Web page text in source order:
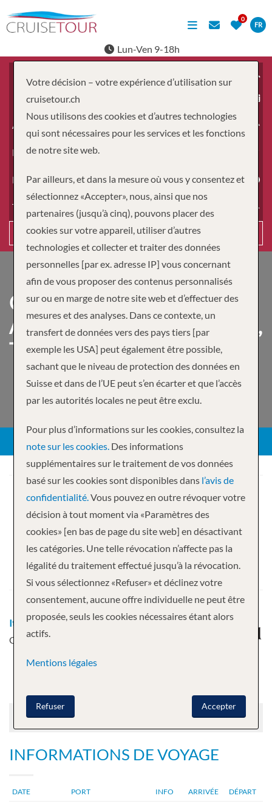
FR
Lun-Ven 9-18h
À partir du
Adultes
Enfants
Durée
Type de voyage
Recherche
CARAÏBES OCCIDENTALES
AU DÉPART DE GALVESTON,
TEXAS
Votre croisière
4 nuits Carnival Horizon
Départ
05.08.2027
ItinéraireGalveston - Cozumel -
Galveston
Chargement des prix
INFORMATIONS DE VOYAGE
DATE PORT INFO ARRIVÉE DÉPART
Votre décision – votre expérience d’utilisation sur
cruisetour.ch
Nous utilisons des cookies et d’autres technologies
qui sont nécessaires pour les services et les fonctions
de notre site web.
Par ailleurs, et dans la mesure où vous y consentez et
sélectionnez «Accepter», nous, ainsi que nos
partenaires (jusqu’à cinq), pouvons placer des
cookies sur votre appareil, utiliser d’autres
technologies et collecter et traiter des données
personnelles [par ex. adresse IP] vous concernant
afin de vous proposer des contenus personnalisés
sur ou en marge de notre site web et d’effectuer des
mesures et des analyses. Dans ce contexte, un
transfert de données vers des pays tiers [par
exemple les USA] peut également être possible,
sachant que le niveau de protection des données en
Suisse et dans de l’UE peut s’en écarter et que l’accès
par les autorités locales ne peut être exclu.
Pour plus d’informations sur les cookies, consultez la
note sur les cookies. Des informations
supplémentaires sur le traitement de vos données
basé sur les cookies sont disponibles dans l’avis de
confidentialité.Vous pouvez en outre révoquer votre
décision à tout moment via «Paramètres des
cookies» [en bas de page du site web] en désactivant
les catégories. Une telle révocation n’affecte pas la
légalité du traitement effectué jusqu’à la révocation.
Si vous sélectionnez «Refuser» et déclinez votre
consentement, aucune offre individuelle ne peut être
proposée, seuls les cookies nécessaires étant alors
actifs.
Mentions légales
Accepter
Refuser